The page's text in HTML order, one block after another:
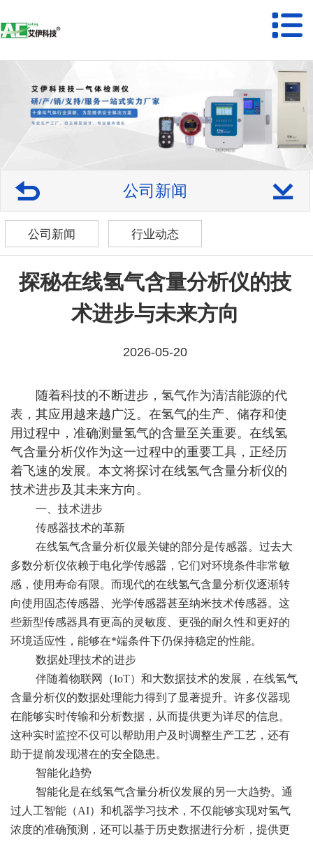
公司新闻
公司新闻 行业动态
探秘在线氢气含量分析仪的技
术进步与未来方向
2026-05-20
随着科技的不断进步，氢气作为清洁能源的代
表，其应用越来越广泛。在氢气的生产、储存和使
用过程中，准确测量氢气的含量至关重要。在线氢
气含量分析仪作为这一过程中的重要工具，正经历
着飞速的发展。本文将探讨在线氢气含量分析仪的
技术进步及其未来方向。
一、技术进步
传感器技术的革新
在线氢气含量分析仪最关键的部分是传感器。过去大
多数分析仪依赖于电化学传感器，它们对环境条件非常敏
感，使用寿命有限。而现代的在线氢气含量分析仪逐渐转
向使用固态传感器、光学传感器甚至纳米技术传感器。这
些新型传感器具有更高的灵敏度、更强的耐久性和更好的
环境适应性，能够在*端条件下仍保持稳定的性能。
数据处理技术的进步
伴随着物联网（IoT）和大数据技术的发展，在线氢气
含量分析仪的数据处理能力得到了显著提升。许多仪器现
在能够实时传输和分析数据，从而提供更为详尽的信息。
这种实时监控不仅可以帮助用户及时调整生产工艺，还有
助于提前发现潜在的安全隐患。
智能化趋势
智能化是在线氢气含量分析仪发展的另一大趋势。通
过人工智能（AI）和机器学习技术，不仅能够实现对氢气
浓度的准确预测，还可以基于历史数据进行分析，提供更